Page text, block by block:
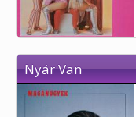
Nyár Van